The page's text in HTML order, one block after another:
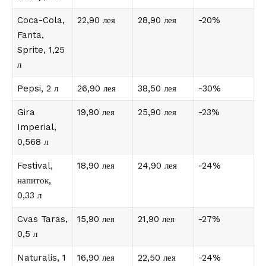
Coca-Cola,
Fanta,
Sprite, 1,25
л
22,90 лея 28,90 лея -20%
Pepsi, 2 л 26,90 лея 38,50 лея -30%
Gira
Imperial,
0,568 л
19,90 лея 25,90 лея -23%
Festival,
напиток,
0,33 л
18,90 лея 24,90 лея -24%
Cvas Taras,
0,5 л
15,90 лея 21,90 лея -27%
Naturalis, 1
16,90 лея 22,50 лея -24%